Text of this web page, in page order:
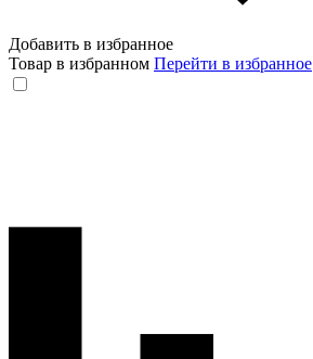
Добавить в избранное
Товар в избранном Перейти в избранное